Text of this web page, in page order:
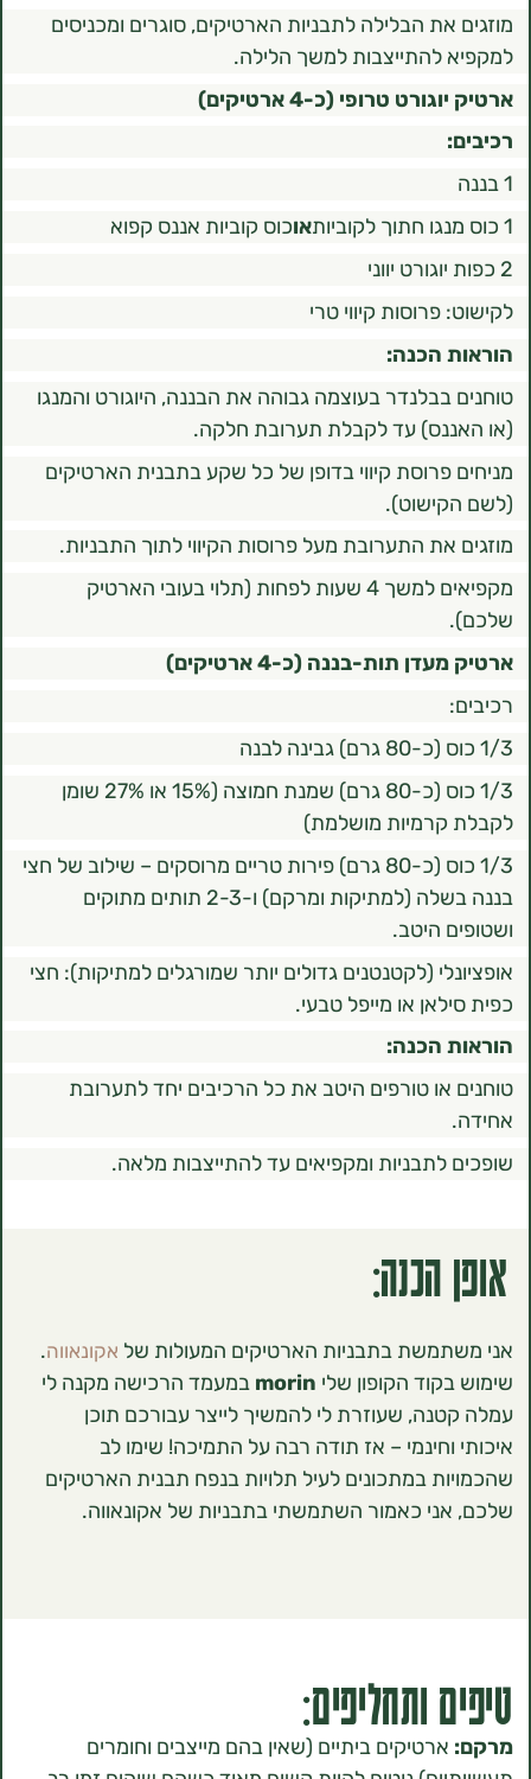
הבלילה לתבניות הארטיקים, סוגרים ומכניסים
להתייצבות למשך הלילה.
טרופי (כ-4 ארטיקים)
אוכוס קוביות אננס קפוא
קיווי טרי
הכנה:
בעוצמה גבוהה את הבננה, היוגורט והמנגו
עד לקבלת תערובת חלקה.
קיווי בדופן של כל שקע בתבנית הארטיקים
התערובת מעל פרוסות הקיווי לתוך התבניות.
מקפיאים למשך 4 שעות לפחות (תלוי בעובי הארטיק
תות-בננה (כ-4 ארטיקים)
1/3 כוס (כ-80 גרם) שמנת חמוצה (15% או 27% שומן
מושלמת)
1/3 כוס (כ-80 גרם) פירות טריים מרוסקים – שילוב של חצי
בננה בשלה (למתיקות ומרקם) ו-2-3 תותים מתוקים
היטב.
(לקטנטנים גדולים יותר שמורגלים למתיקות): חצי
או מייפל טבעי.
הכנה:
טורפים היטב את כל הרכיבים יחד לתערובת
ומקפיאים עד להתייצבות מלאה.
בתבניות הארטיקים המעולות שלאקונאווה.
הקופון שליmorinבמעמד הרכישה מקנה לי
שעוזרת לי להמשיך לייצר עבורכם תוכן
– אז תודה רבה על התמיכה! שימו לב
במתכונים לעיל תלויות בנפח תבנית הארטיקים
כאמור השתמשתי בתבניות של אקונאווה.
ותחליפים:
ביתיים (שאין בהם מייצבים וחומרים